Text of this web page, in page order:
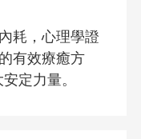
耗，心理學證
有效療癒方
定力量。